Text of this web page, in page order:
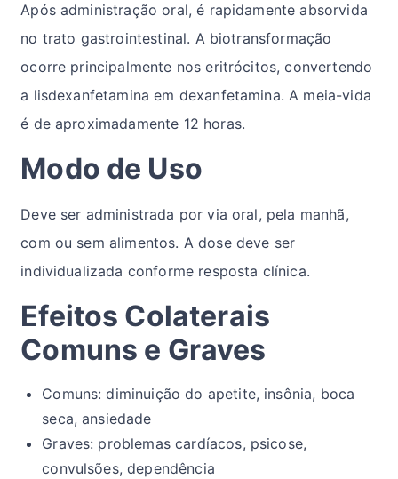
Após administração oral, é rapidamente absorvida
no trato gastrointestinal. A biotransformação
ocorre principalmente nos eritrócitos, convertendo
a lisdexanfetamina em dexanfetamina. A meia-vida
é de aproximadamente 12 horas.
Modo de Uso
Deve ser administrada por via oral, pela manhã,
com ou sem alimentos. A dose deve ser
individualizada conforme resposta clínica.
Efeitos Colaterais
Comuns e Graves
Comuns: diminuição do apetite, insônia, boca
seca, ansiedade
Graves: problemas cardíacos, psicose,
convulsões, dependência